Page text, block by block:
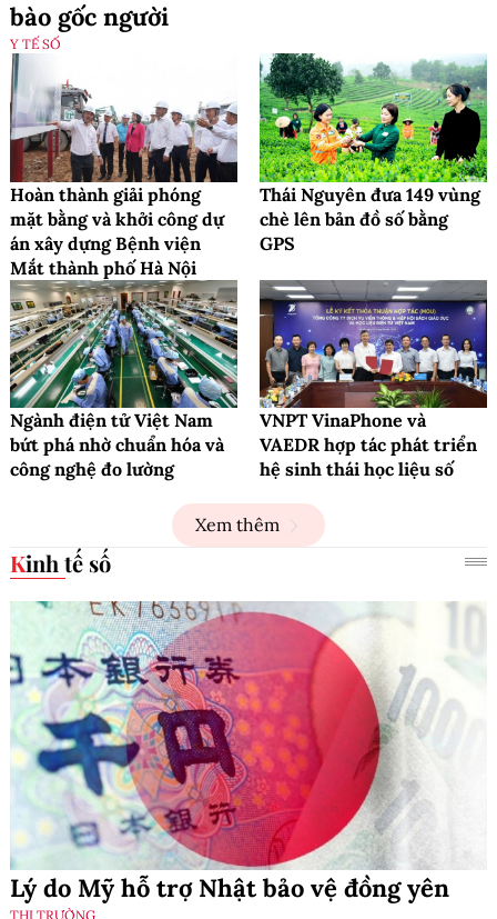
bào gốc người
Y TẾ SỐ
Hoàn thành giải phóng
mặt bằng và khởi công dự
án xây dựng Bệnh viện
Mắt thành phố Hà Nội
Thái Nguyên đưa 149 vùng
chè lên bản đồ số bằng
GPS
Ngành điện tử Việt Nam
bứt phá nhờ chuẩn hóa và
công nghệ đo lường
VNPT VinaPhone và
VAEDR hợp tác phát triển
hệ sinh thái học liệu số
Xem thêm
Kinh tế số
Lý do Mỹ hỗ trợ Nhật bảo vệ đồng yên
THỊ TRƯỜNG